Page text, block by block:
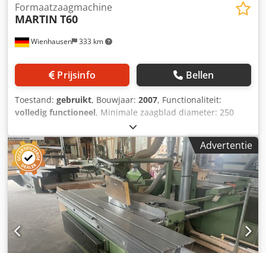
Wienhausen 333 km
Formaatzaagmachine
MARTIN T60
Prijsinfo Bellen
Toestand: gebruikt, Bouwjaar: 2007, Functionaliteit:
volledig functioneel, Minimale zaagblad diameter: 250
mm Dkjdjztadmjpfx Adysr Maximale zaagblad diameter:
400 mm Toerental: 4000, 4800 en 6000 omwentelingen per
minuut Hoofdmotor: 4 kW Zaaglengte: 3200 mm
Zaagbreedte: 850 mm Zwenkbereik: +/- 0° - 46°
Advertentie